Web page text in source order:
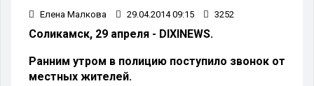
Елена Малкова 29.04.2014 09:15 3252
Соликамск, 29 апреля - DIXINEWS.
Ранним утром в полицию поступило звонок от
местных жителей.